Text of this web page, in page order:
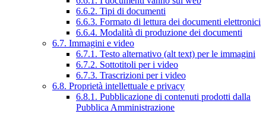
6.6.2. Tipi di documenti
6.6.3. Formato di lettura dei documenti elettronici
6.6.4. Modalità di produzione dei documenti
6.7. Immagini e video
6.7.1. Testo alternativo (alt text) per le immagini
6.7.2. Sottotitoli per i video
6.7.3. Trascrizioni per i video
6.8. Proprietà intellettuale e privacy
6.8.1. Pubblicazione di contenuti prodotti dalla
Pubblica Amministrazione